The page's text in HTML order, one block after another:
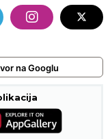
na Googlu